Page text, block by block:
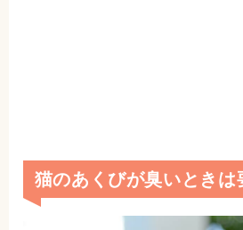
猫のあくびが臭いときは